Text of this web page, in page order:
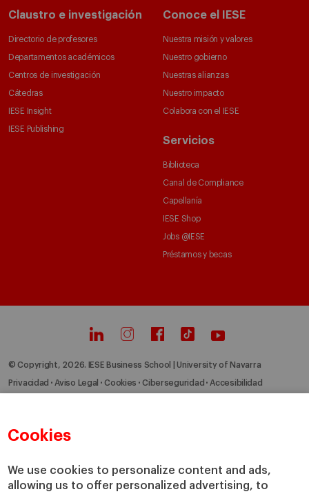
Cookies
We use cookies to personalize content and ads,
allowing us to offer personalized advertising, to
Claustro e investigación
Directorio de profesores
Departamentos académicos
Centros de investigación
Cátedras
IESE Insight
IESE Publishing
Conoce el IESE
Nuestra misión y valores
Nuestro gobierno
Nuestras alianzas
Nuestro impacto
Colabora con el IESE
Servicios
Biblioteca
Canal de Compliance
Capellanía
IESE Shop
Jobs @IESE
Préstamos y becas
© Copyright, 2026. IESE Business School | University of Navarra
Privacidad Aviso Legal Cookies Ciberseguridad Accesibilidad